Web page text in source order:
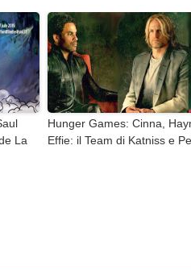
La
Hunger Games: Cinna,
Effie: il Team di Katniss e